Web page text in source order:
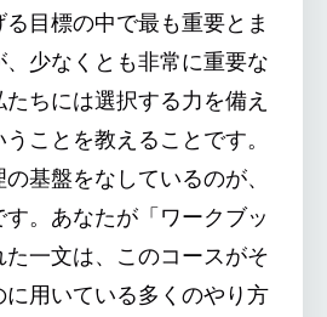
目標の中で最も重要とま
少なくとも非常に重要な
ちには選択する力を備え
ことを教えることです。
基盤をなしているのが、
。あなたが「ワークブッ
一文は、このコースがそ
用いている多くのやり方